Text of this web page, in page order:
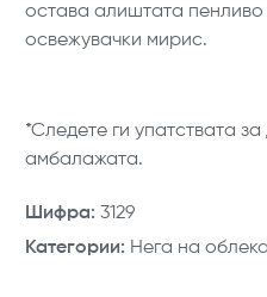
остава алиштата пенливо
освежувачки мирис.
*Следете ги упатствата
амбалажата.
Шифра: 3129
Категории: Нега на облека